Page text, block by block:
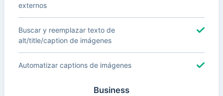
externos
Buscar y reemplazar texto de
alt/title/caption de imágenes
Automatizar captions de imágenes
Business